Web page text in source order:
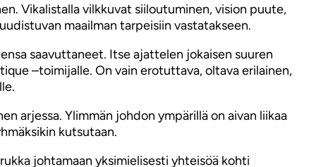
Vikalistalla vilkkuvat siiloutuminen, vision puute,
maailman tarpeisiin vastatakseen.
saavuttaneet. Itse ajattelen jokaisen suuren
–toimijalle. On vain erotuttava, oltava erilainen,
arjessa. Ylimmän johdon ympärillä on aivan liikaa
kutsutaan.
johtamaan yksimielisesti yhteisöä kohti